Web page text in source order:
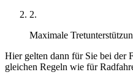
2.
Maximale
Hier gelten dann für Sie bei der
gleichen Regeln wie für